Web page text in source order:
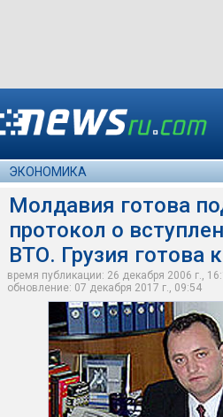
ЭКОНОМИКА
Молдавия готова
протокол о
ВТО. Грузия готова
время публикации: 26 декабря 2006 г.,
обновление: 07 декабря 2017 г., 09:54